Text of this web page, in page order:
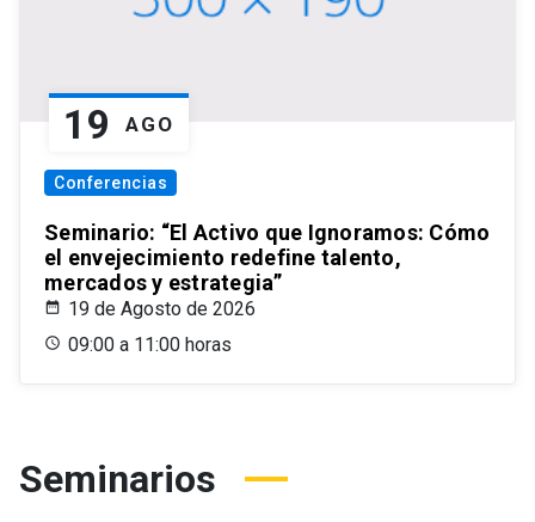
19 AGO
Conferencias
Seminario: “El Activo que Ignoramos: Cómo
el envejecimiento redefine talento,
mercados y estrategia”
19 de Agosto de 2026
09:00 a 11:00 horas
Seminarios